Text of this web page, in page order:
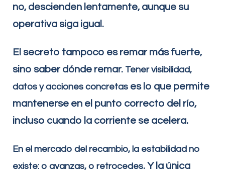
no, descienden lentamente, aunque su
operativa siga igual.
El secreto tampoco es remar más fuerte,
sino saber dónde remar. Tener visibilidad,
datos y acciones concretas es lo que permite
mantenerse en el punto correcto del río,
incluso cuando la corriente se acelera.
En el mercado del recambio, la estabilidad no
existe: o avanzas, o retrocedes. Y la única